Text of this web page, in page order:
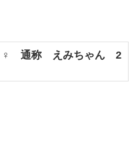
通称 えみちゃん 2